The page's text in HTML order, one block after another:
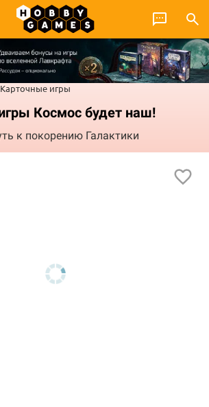
Карточные игры
Космос будет наш!
к покорению Галактики